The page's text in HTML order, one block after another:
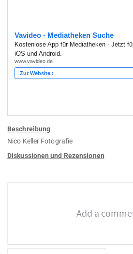
Beschreibung
Nico Keller Fotografie
Diskussionen und Rezensionen